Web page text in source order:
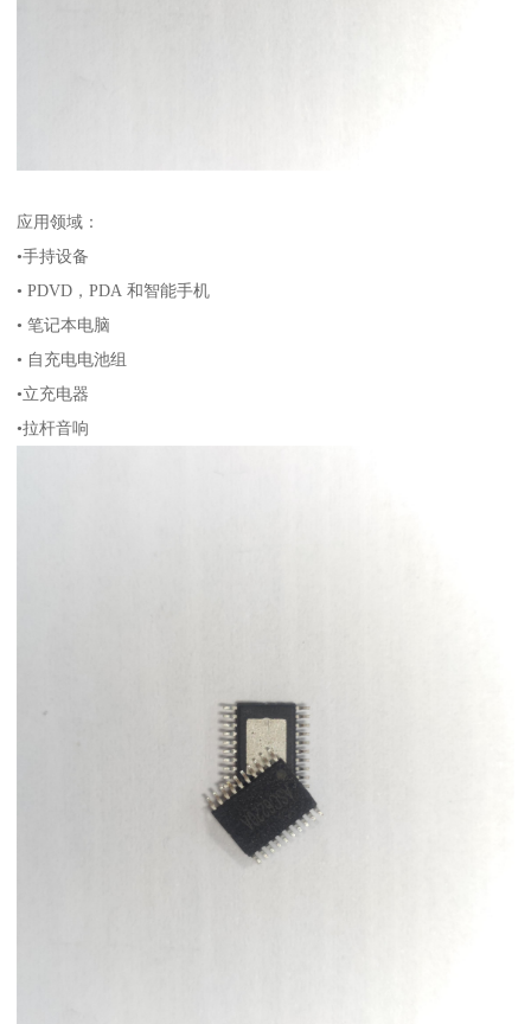
应用领域：
•手持设备
• PDVD，PDA 和智能手机
• 笔记本电脑
• 自充电电池组
•立充电器
•拉杆音响